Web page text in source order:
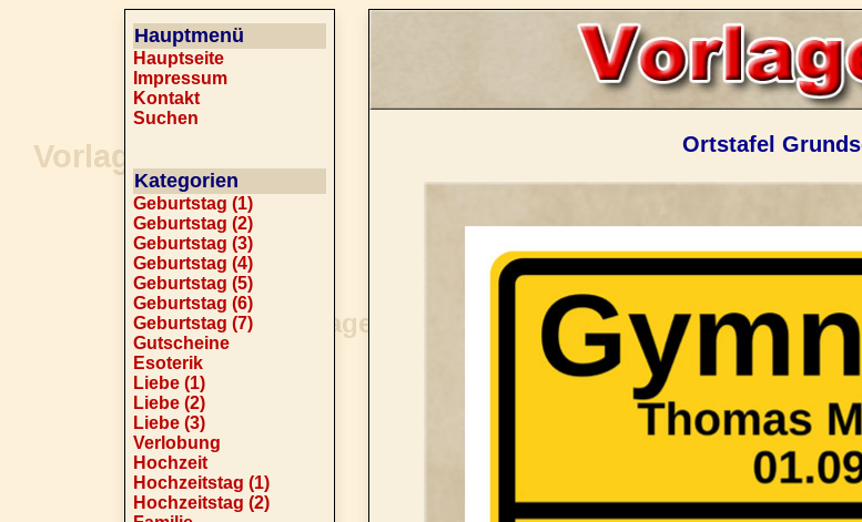
Hauptmenü
Hauptseite
Impressum
Kontakt
Suchen
Kategorien
Geburtstag (1)
Geburtstag (2)
Geburtstag (3)
Geburtstag (4)
Geburtstag (5)
Geburtstag (6)
Geburtstag (7)
Gutscheine
Esoterik
Liebe (1)
Liebe (2)
Liebe (3)
Verlobung
Hochzeit
Hochzeitstag (1)
Hochzeitstag (2)
Ortstafel